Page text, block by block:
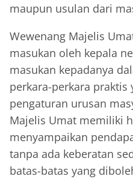
maupun usulan dari
Wewenang Majelis
masukan oleh kepala
masukan kepadanya
perkara-perkara praktis
pengaturan urusan
Majelis Umat memiliki
menyampaikan
tanpa ada keberatan
batas-batas yang